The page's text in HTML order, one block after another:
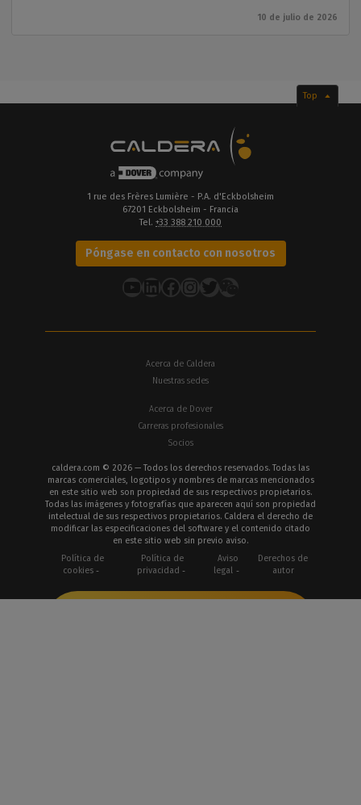
10 de julio de 2026
Top
1 rue des Frères Lumière - P.A. d'Eckbolsheim
67201 Eckbolsheim - Francia
Tel. +33 388 210 000
Póngase en contacto con nosotros
YouTube
LinkedIn
Facebook
Instagram
Twitter
Acerca de Caldera
Nuestras sedes
Acerca de Dover
Carreras profesionales
Socios
caldera.com © 2026 — Todos los derechos reservados. Todas las
marcas comerciales, logotipos y nombres de marcas mencionados
en este sitio web son propiedad de sus respectivos propietarios.
Todas las imágenes y fotografías que aparecen aquí son propiedad
intelectual de sus respectivos propietarios. Caldera el derecho de
modificar las especificaciones del software y el contenido citado
en este sitio web sin previo aviso.
Política de
cookies
Política de
privacidad
Aviso
legal
Derechos de
autor